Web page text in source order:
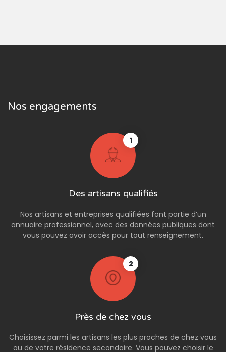
Nos engagements
1
Des artisans qualifiés
Nos artisans et entreprises qualifiées font partie d’un
annuaire professionnel, avec des données publiques dont
vous pouvez avoir accès pour tout renseignement.
2
Près de chez vous
Choisissez parmi les artisans les plus proches de chez vous
ou de votre résidence secondaire. Vous pouvez choisir le